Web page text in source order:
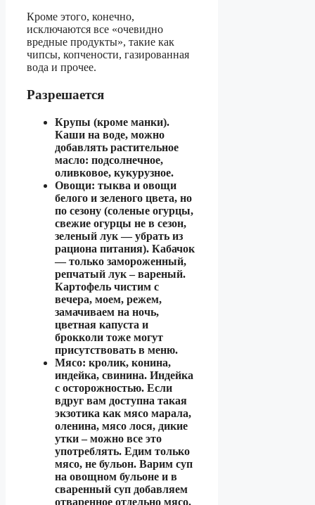
Кроме этого, конечно,
исключаются все «очевидно
вредные продукты», такие как
чипсы, копчености, газированная
вода и прочее.
Разрешается
Крупы (кроме манки).
Каши на воде, можно
добавлять растительное
масло: подсолнечное,
оливковое, кукурузное.
Овощи: тыква и овощи
белого и зеленого цвета, но
по сезону (соленые огурцы,
свежие огурцы не в сезон,
зеленый лук — убрать из
рациона питания). Кабачок
— только замороженный,
репчатый лук – вареный.
Картофель чистим с
вечера, моем, режем,
замачиваем на ночь,
цветная капуста и
брокколи тоже могут
присутствовать в меню.
Мясо: кролик, конина,
индейка, свинина. Индейка
с осторожностью. Если
вдруг вам доступна такая
экзотика как мясо марала,
оленина, мясо лося, дикие
утки – можно все это
употреблять. Едим только
мясо, не бульон. Варим суп
на овощном бульоне и в
сваренный суп добавляем
отваренное отдельно мясо.